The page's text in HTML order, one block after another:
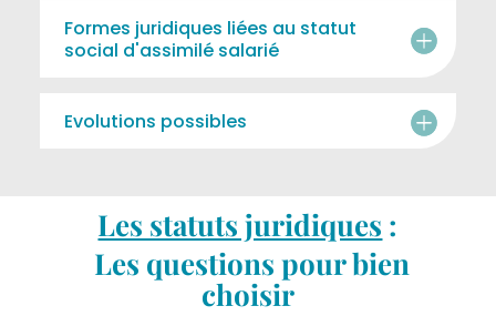
Formes juridiques liées au statut
social d'assimilé salarié
Evolutions possibles
Les statuts juridiques :
Les questions pour bien
choisir